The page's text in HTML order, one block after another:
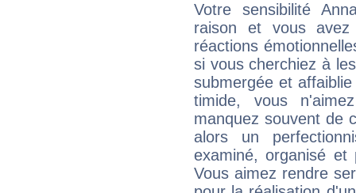
Votre sensibilité
raison et vous
réactions
si vous cherchiez à
submergée et
timide, vous
manquez souvent de
alors un
examiné, organisé et
Vous aimez rendre